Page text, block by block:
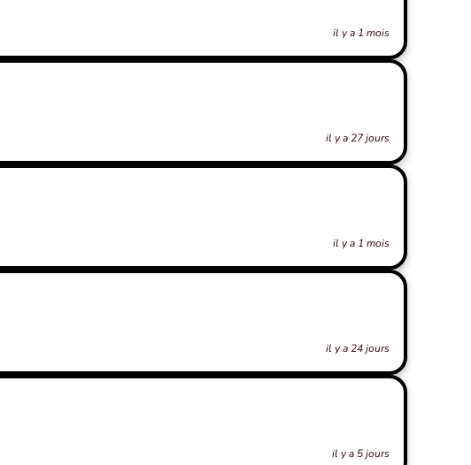
il y a 1 mois
il y a 27 jours
il y a 1 mois
il y a 24 jours
il y a 5 jours